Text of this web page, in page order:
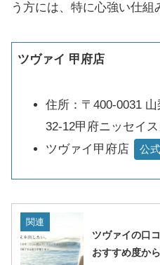
う方には、特に心強い仕組
ツヴァイ 甲府店
住所：〒400-0031
32-12甲府ニッセイ
ツヴァイ甲府店
公
関連
ツヴァイの口
おすすめ度か